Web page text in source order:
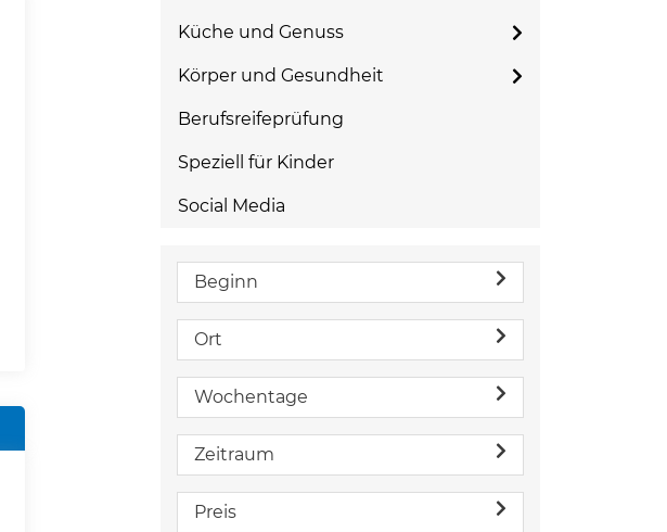
Küche und Genuss
Körper und Gesundheit
Berufsreifeprüfung
Speziell für Kinder
Social Media
Beginn
Ort
Wochentage
Zeitraum
Preis